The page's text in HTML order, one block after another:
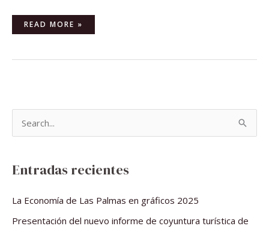
READ MORE »
a
r
Entradas recientes
La Economía de Las Palmas en gráficos 2025
Presentación del nuevo informe de coyuntura turística de